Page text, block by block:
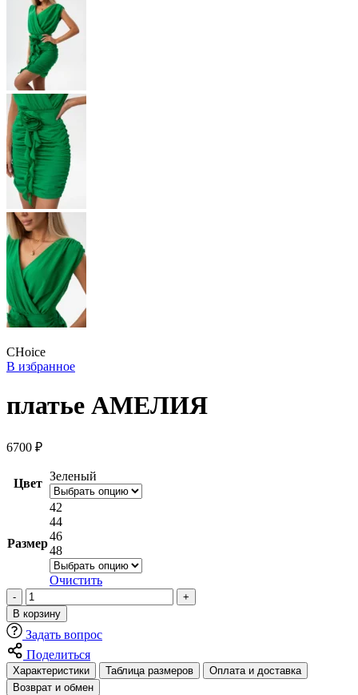
CHoice
В избранное
платье АМЕЛИЯ
6700 ₽
Цвет
Зеленый
Размер
42
44
46
48
Очистить
Количество
товара
платье
АМЕЛИЯ
В корзину
Задать вопрос
Поделиться
Характеристики Таблица размеров
Оплата и доставка
Возврат и обмен